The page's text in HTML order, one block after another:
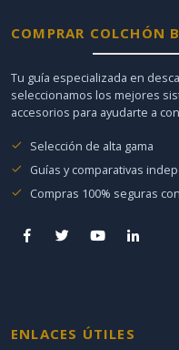
COMPRAR COLCHÓN
Tu guía especializada en
seleccionamos los mejores
accesorios para ayudarte a
Selección de alta gama
Guías y comparativas
Compras 100% seguras
ENLACES ÚTILES